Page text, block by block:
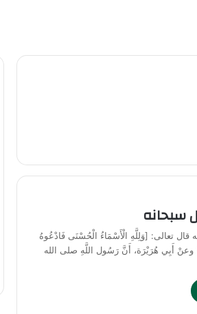
سبحانه
قال تعالى: [وَلِلَّهِ الْأَسْمَاءُ الْحُسْنَى فَادْعُوهُ
وعنْ أَبِي هُرَيْرَة، أَنَّ رَسُول اللَّهِ صلى الله